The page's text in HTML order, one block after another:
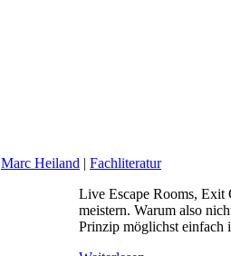
Marc Heiland | Fachliteratur
Live Escape Rooms, Exit
meistern. Warum also
Prinzip möglichst einfach